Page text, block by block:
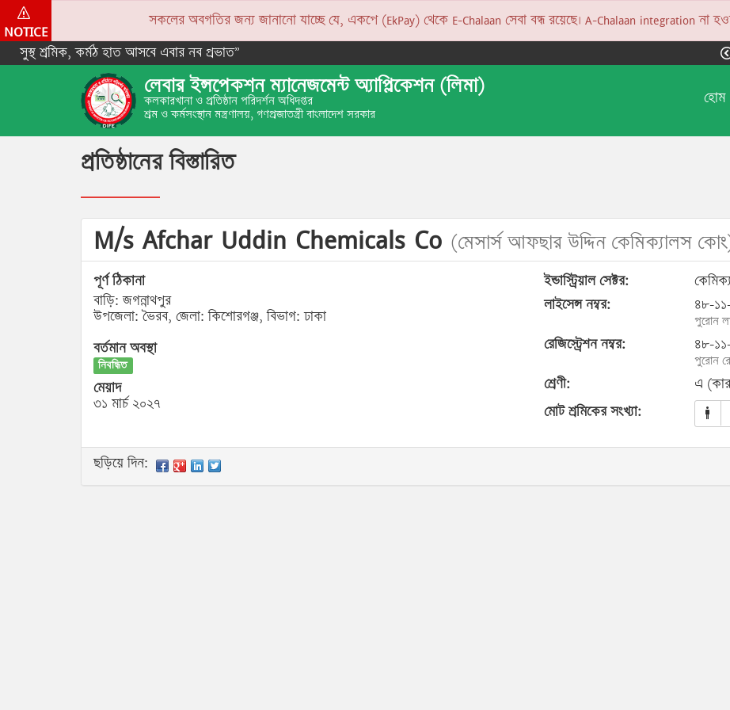
NOTICE
সকলের অবগতির জন্য জানানো যাচ্ছে যে, একপে (EkPay) থেকে E-Chalaan সেবা বন্ধ রয়েছে। A-Chalaan integration না হওয়া
সুস্থ শ্রমিক, কর্মঠ হাত আসবে এবার নব প্রভাত”
লেবার ইন্সপেকশন ম্যানেজমেন্ট অ্যাপ্লিকেশন (লিমা)
কলকারখানা ও প্রতিষ্ঠান পরিদর্শন অধিদপ্তর
শ্রম ও কর্মসংস্থান মন্ত্রণালয়, গণপ্রজাতন্ত্রী বাংলাদেশ সরকার
হোম
প্রতিষ্ঠানের বিস্তারিত
M/s Afchar Uddin Chemicals Co (মেসার্স আফছার উদ্দিন কেমিক্যালস
পূর্ণ ঠিকানা
বাড়ি: জগন্নাথপুর
উপজেলা: ভৈরব, জেলা: কিশোরগঞ্জ, বিভাগ: ঢাকা
বর্তমান অবস্থা
নিবন্ধিত
মেয়াদ
৩১ মার্চ ২০২৭
ইন্ডাস্ট্রিয়াল সেক্টর:
লাইসেন্স নম্বর:
৪৮-
পুরোন
রেজিস্ট্রেশন নম্বর: ৪৮-
পুরোন
শ্রেণী:
এ
মোট শ্রমিকের সংখ্যা:
ছড়িয়ে দিন: